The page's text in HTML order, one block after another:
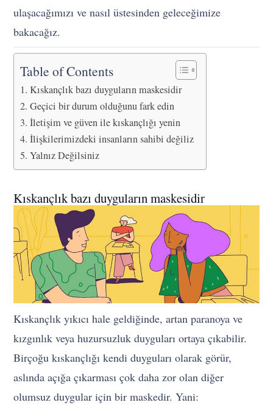
ulaşacağımızı ve nasıl üstesinden geleceğimize
bakacağız.
Table of Contents
Kıskançlık bazı duyguların maskesidir
Geçici bir durum olduğunu fark edin
İletişim ve güven ile kıskançlığı yenin
İlişkilerimizdeki insanların sahibi değiliz
Yalnız Değilsiniz
Kıskançlık bazı duyguların maskesidir
Kıskançlık yıkıcı hale geldiğinde, artan paranoya ve
kızgınlık veya huzursuzluk duyguları ortaya çıkabilir.
Birçoğu kıskançlığı kendi duyguları olarak görür,
aslında açığa çıkarması çok daha zor olan diğer
olumsuz duygular için bir maskedir. Yani: